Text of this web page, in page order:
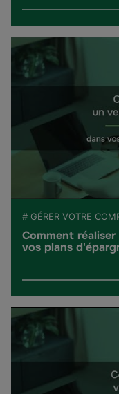
# GÉRER VOTRE
Comment
vos plans